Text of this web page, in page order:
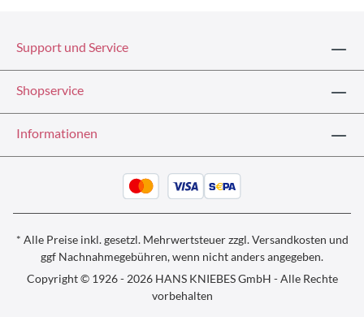
Support und Service
Shopservice
Informationen
* Alle Preise inkl. gesetzl. Mehrwertsteuer zzgl.Versandkosten und
ggf Nachnahmegebühren, wenn nicht anders angegeben.
Copyright © 1926 - 2026 HANS KNIEBES GmbH - Alle Rechte
vorbehalten